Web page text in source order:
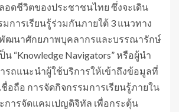
อดชีวิตของประชาชนไทย ซึ่งจะเดิน
การเรียนรู้ร่วมกันภายใต้ 3 แนวทาง
ฒนาศักยภาพบุคลากรและบรรณารักษ์
น “Knowledge Navigators” หรือผู้นำ
รถแนะนำผู้ใช้บริการให้เข้าถึงข้อมูลที่
อถือ การจัดกิจกรรมการเรียนรู้ภายใน
การจัดแคมเปญดิจิทัล เพื่อกระตุ้น